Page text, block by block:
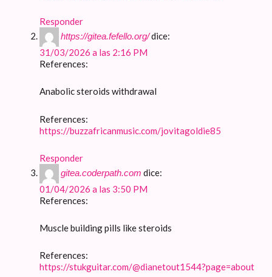
Responder
https://gitea.fefello.org/dice:
31/03/2026 a las 2:16 PM
References:
Anabolic steroids withdrawal
References:
https://buzzafricanmusic.com/jovitagoldie85
Responder
gitea.coderpath.com dice:
01/04/2026 a las 3:50 PM
References:
Muscle building pills like steroids
References:
https://stukguitar.com/@dianetout1544?page=about